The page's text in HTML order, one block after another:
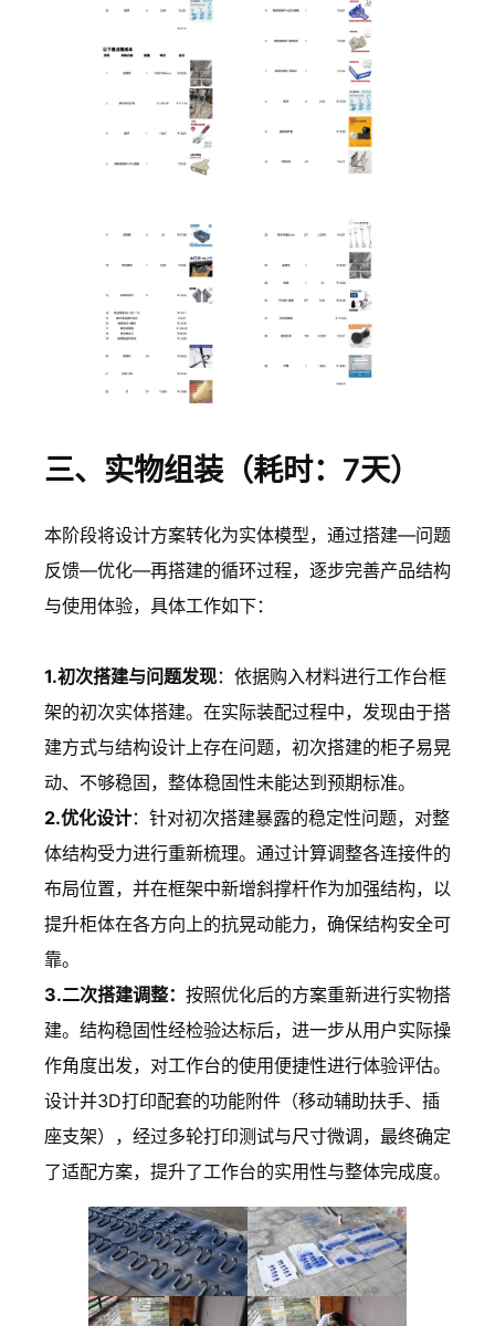
三、实物组装（耗时：7天）
本阶段将设计方案转化为实体模型，通过搭建—问题
反馈—优化—再搭建的循环过程，逐步完善产品结构
与使用体验，具体工作如下：
1.初次搭建与问题发现：依据购入材料进行工作台框
架的初次实体搭建。在实际装配过程中，发现由于搭
建方式与结构设计上存在问题，初次搭建的柜子易晃
动、不够稳固，整体稳固性未能达到预期标准。
2.优化设计：针对初次搭建暴露的稳定性问题，对整
体结构受力进行重新梳理。通过计算调整各连接件的
布局位置，并在框架中新增斜撑杆作为加强结构，以
提升柜体在各方向上的抗晃动能力，确保结构安全可
靠。
3.二次搭建调整： 按照优化后的方案重新进行实物搭
建。结构稳固性经检验达标后，进一步从用户实际操
作角度出发，对工作台的使用便捷性进行体验评估。
设计并3D打印配套的功能附件（移动辅助扶手、插
座支架），经过多轮打印测试与尺寸微调，最终确定
了适配方案，提升了工作台的实用性与整体完成度。